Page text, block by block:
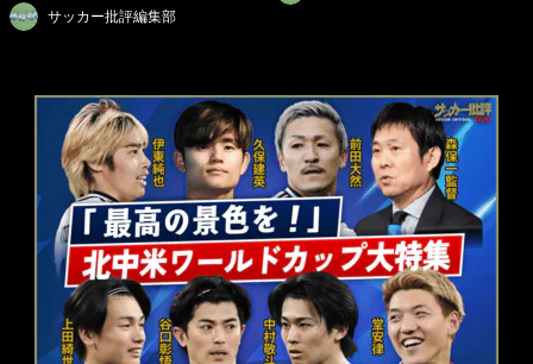
サッカー批評編集部